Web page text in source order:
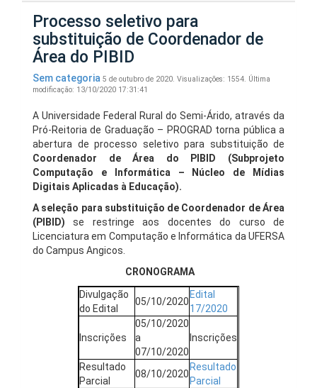
Processo seletivo para
substituição de Coordenador de
Área do PIBID
Sem categoria 5 de outubro de 2020. Visualizações: 1554. Última
modificação: 13/10/2020 17:31:41
A Universidade Federal Rural do Semi-Árido, através da
Pró-Reitoria de Graduação – PROGRAD torna pública a
abertura de processo seletivo para substituição de
Coordenador de Área do PIBID (Subprojeto
Computação e Informática – Núcleo de Mídias
Digitais Aplicadas à Educação).
A seleção para substituição de Coordenador de Área
(PIBID) se restringe aos docentes do curso de
Licenciatura em Computação e Informática da UFERSA
do Campus Angicos.
CRONOGRAMA
Divulgação
do Edital
05/10/2020
Edital
17/2020
Inscrições
05/10/2020
a
07/10/2020
Inscrições
Resultado
Parcial
08/10/2020
Resultado
Parcial